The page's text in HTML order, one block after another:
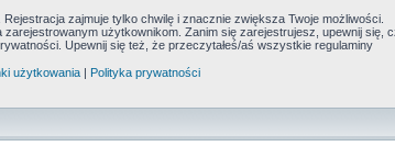
zajmuje tylko chwilę i znacznie zwiększa Twoje możliwości.
użytkownikom. Zanim się zarejestrujesz, upewnij się,
Upewnij się też, że przeczytałeś/aś wszystkie regulaminy
użytkowania | Polityka prywatności